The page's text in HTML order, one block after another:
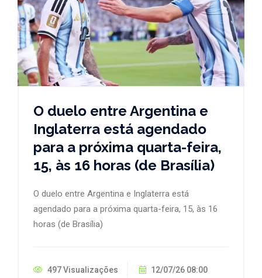
O duelo entre Argentina e
Inglaterra está agendado
para a próxima quarta-feira,
15, às 16 horas (de Brasília)
O duelo entre Argentina e Inglaterra está
agendado para a próxima quarta-feira, 15, às 16
horas (de Brasília)
497 Visualizações 12/07/26 08:00